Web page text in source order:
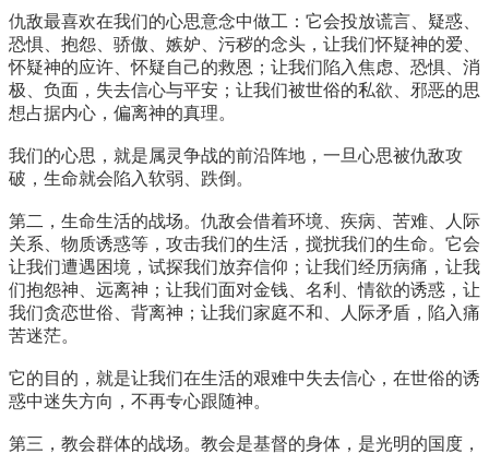
仇敌最喜欢在我们的心思意念中做工：它会投放谎言、疑惑、
恐惧、抱怨、骄傲、嫉妒、污秽的念头，让我们怀疑神的爱、
怀疑神的应许、怀疑自己的救恩；让我们陷入焦虑、恐惧、消
极、负面，失去信心与平安；让我们被世俗的私欲、邪恶的思
想占据内心，偏离神的真理。
我们的心思，就是属灵争战的前沿阵地，一旦心思被仇敌攻
破，生命就会陷入软弱、跌倒。
第二，生命生活的战场。仇敌会借着环境、疾病、苦难、人际
关系、物质诱惑等，攻击我们的生活，搅扰我们的生命。它会
让我们遭遇困境，试探我们放弃信仰；让我们经历病痛，让我
们抱怨神、远离神；让我们面对金钱、名利、情欲的诱惑，让
我们贪恋世俗、背离神；让我们家庭不和、人际矛盾，陷入痛
苦迷茫。
它的目的，就是让我们在生活的艰难中失去信心，在世俗的诱
惑中迷失方向，不再专心跟随神。
第三，教会群体的战场。教会是基督的身体，是光明的国度，